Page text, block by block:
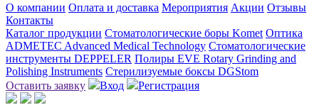
О компании Оплата и доставка Мероприятия Акции Отзывы
Контакты
Каталог продукции Стоматологические боры Komet Оптика
ADMETEC Advanced Medical Technology Стоматологические
инструменты DEPPELER Полиры EVE Rotary Grinding and
Polishing Instruments Стерилизуемые боксы DGStom
Оставить заявку
Вход Регистрация